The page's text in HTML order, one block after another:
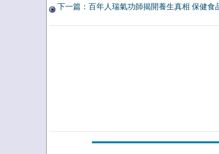
下一篇：百年人瑞氣功師揭開養生真相 保健食